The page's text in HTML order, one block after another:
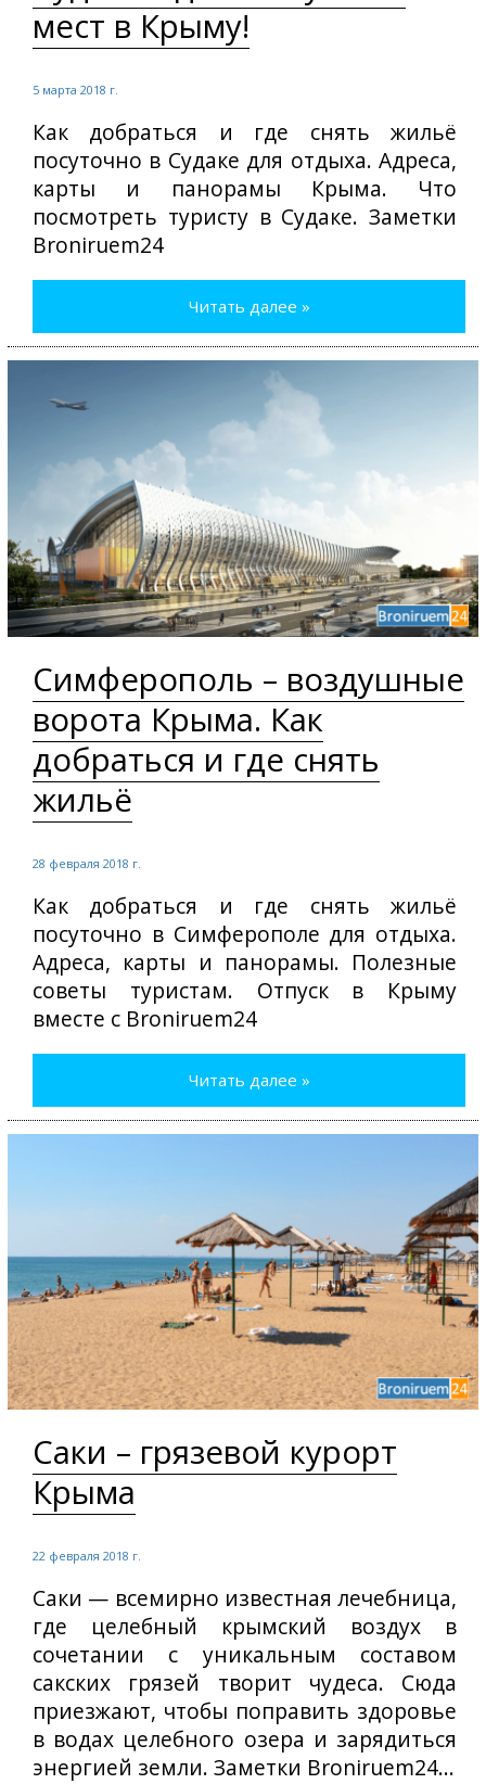
мест в Крыму!
5 марта 2018 г.
Как добраться и где снять жильё
посуточно в Судаке для отдыха. Адреса,
карты и панорамы Крыма. Что
посмотреть туристу в Судаке. Заметки
Broniruem24
Читать далее »
Симферополь – воздушные
ворота Крыма. Как
добраться и где снять
жильё
28 февраля 2018 г.
Как добраться и где снять жильё
посуточно в Симферополе для отдыха.
Адреса, карты и панорамы. Полезные
советы туристам. Отпуск в Крыму
вместе с Broniruem24
Читать далее »
Саки – грязевой курорт
Крыма
22 февраля 2018 г.
Саки — всемирно известная лечебница,
где целебный крымский воздух в
сочетании с уникальным составом
сакских грязей творит чудеса. Сюда
приезжают, чтобы поправить здоровье
в водах целебного озера и зарядиться
энергией земли. Заметки Broniruem24...